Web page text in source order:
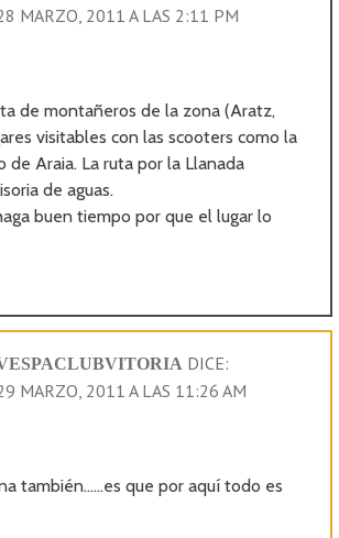
MARZO, 2011 A LAS 2:11 PM
de montañeros de la zona (Aratz,
visitables con las scooters como la
de Araia. La ruta por la Llanada
de aguas.
buen tiempo por que el lugar lo
DICE:
MARZO, 2011 A LAS 11:26 AM
también……es que por aquí todo es